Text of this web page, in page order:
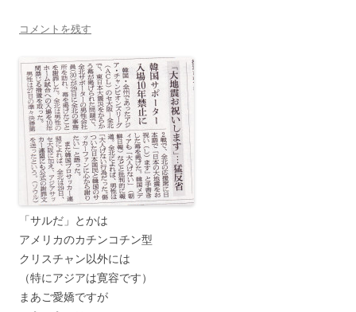
コメントを残す
「サルだ」とかは
アメリカのカチンコチン型
クリスチャン以外には
（特にアジアは寛容です）
まあご愛嬌ですが